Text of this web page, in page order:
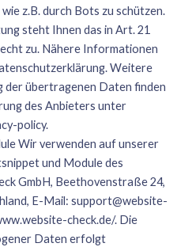
z.B. durch Bots zu schützen.
steht Ihnen das in Art. 21
zu. Nähere Informationen
Weitere
der übertragenen Daten finden
des Anbieters unter
policy.
Wir verwenden auf unserer
und Module des
GmbH, Beethovenstraße 24,
E-Mail: support@website-
check.de/. Die
Daten erfolgt